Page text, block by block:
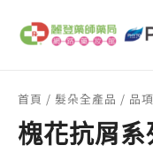
首頁 / 髮朵全產品 / 品
槐花抗屑系
尋
關
: